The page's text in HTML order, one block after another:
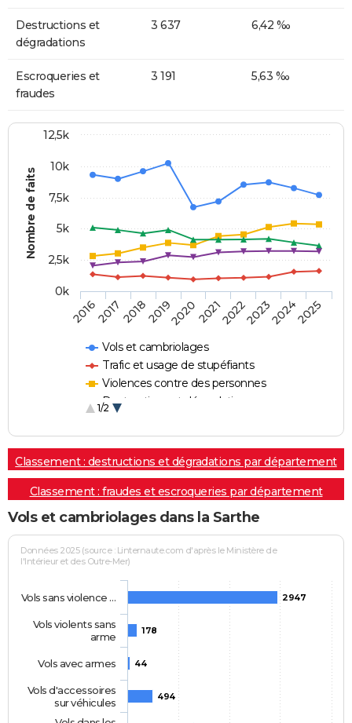
Destructions et
dégradations
3 637 6,42 ‰
Escroqueries et
fraudes
3 191 5,63 ‰
Nombre de faits
Vols et cambriolages
Trafic et usage de stupéfiants
Violences contre des personnes
Destructions et dégradations
1/2
2016201720182019202020212022202320242025
0k
2,5k
5k
7,5k
10k
12,5k
Classement : destructions et dégradations par département
Classement : fraudes et escroqueries par département
Vols et cambriolages dans la Sarthe
Données 2025 (source : Linternaute.com d'après le Ministère de
l'Intérieur et des Outre-Mer)
2947
178
44
494
Vols sans violence …
Vols violents sans
arme
Vols avec armes
Vols d'accessoires
sur véhicules